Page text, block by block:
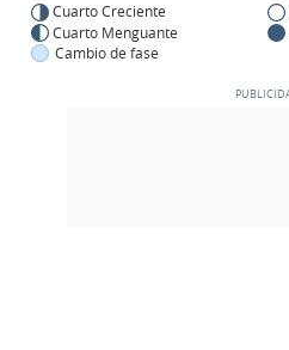
Cuarto Creciente
Cuarto Menguante
Cambio de fase